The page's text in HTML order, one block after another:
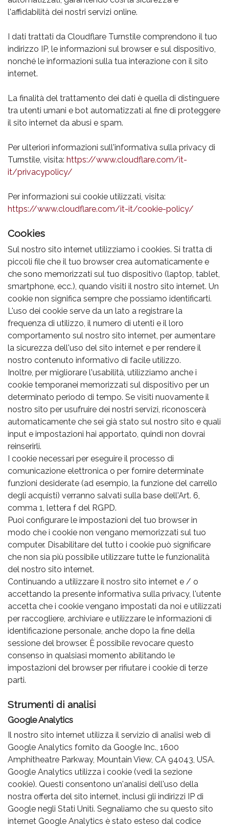
l'affidabilità dei nostri servizi online.
I dati trattati da Cloudflare Turnstile comprendono il tuo
indirizzo IP, le informazioni sul browser e sul dispositivo,
nonché le informazioni sulla tua interazione con il sito
internet.
La finalità del trattamento dei dati è quella di distinguere
tra utenti umani e bot automatizzati al fine di proteggere
il sito internet da abusi e spam.
Per ulteriori informazioni sull'informativa sulla privacy di
Turnstile, visita: https://www.cloudflare.com/it-
it/privacypolicy/
Per informazioni sui cookie utilizzati, visita:
https://www.cloudflare.com/it-it/cookie-policy/
Cookies
Sul nostro sito internet utilizziamo i cookies. Si tratta di
piccoli file che il tuo browser crea automaticamente e
che sono memorizzati sul tuo dispositivo (laptop, tablet,
smartphone, ecc.), quando visiti il nostro sito internet. Un
cookie non significa sempre che possiamo identificarti.
L'uso dei cookie serve da un lato a registrare la
frequenza di utilizzo, il numero di utenti e il loro
comportamento sul nostro sito internet, per aumentare
la sicurezza dell'uso del sito internet e per rendere il
nostro contenuto informativo di facile utilizzo.
Inoltre, per migliorare l'usabilità, utilizziamo anche i
cookie temporanei memorizzati sul dispositivo per un
determinato periodo di tempo. Se visiti nuovamente il
nostro sito per usufruire dei nostri servizi, riconoscerà
automaticamente che sei già stato sul nostro sito e quali
input e impostazioni hai apportato, quindi non dovrai
reinserirli.
I cookie necessari per eseguire il processo di
comunicazione elettronica o per fornire determinate
funzioni desiderate (ad esempio, la funzione del carrello
degli acquisti) verranno salvati sulla base dell'Art. 6,
comma 1, lettera f del RGPD.
Puoi configurare le impostazioni del tuo browser in
modo che i cookie non vengano memorizzati sul tuo
computer. Disabilitare del tutto i cookie può significare
che non sia più possibile utilizzare tutte le funzionalità
del nostro sito internet.
Continuando a utilizzare il nostro sito internet e / o
accettando la presente informativa sulla privacy, l'utente
accetta che i cookie vengano impostati da noi e utilizzati
per raccogliere, archiviare e utilizzare le informazioni di
identificazione personale, anche dopo la fine della
sessione del browser. È possibile revocare questo
consenso in qualsiasi momento abilitando le
impostazioni del browser per rifiutare i cookie di terze
parti.
Strumenti di analisi
Google Analytics
Il nostro sito internet utilizza il servizio di analisi web di
Google Analytics fornito da Google Inc., 1600
Amphitheatre Parkway, Mountain View, CA 94043, USA.
Google Analytics utilizza i cookie (vedi la sezione
cookie). Questi consentono un'analisi dell'uso della
nostra offerta del sito internet, inclusi gli indirizzi IP di
Google negli Stati Uniti. Segnaliamo che su questo sito
internet Google Analytics è stato esteso dal codice